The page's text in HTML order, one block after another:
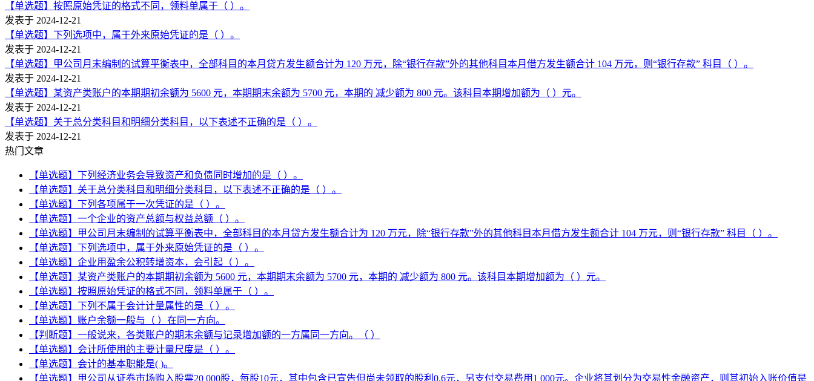
【单选题】按照原始凭证的格式不同，领料单属于（ ）。
发表于 2024-12-21
【单选题】下列选项中，属于外来原始凭证的是（ ）。
发表于 2024-12-21
【单选题】甲公司月末编制的试算平衡表中，全部科目的本月贷方发生额合计为 120 万元，除“银行存款”外的其他科目本月借方发生额合计 104 万元，则“银行存款” 科目（ ）。
发表于 2024-12-21
【单选题】某资产类账户的本期期初余额为 5600 元，本期期末余额为 5700 元，本期的 减少额为 800 元。该科目本期增加额为（ ）元。
发表于 2024-12-21
【单选题】关于总分类科目和明细分类科目，以下表述不正确的是（ ）。
发表于 2024-12-21
热门文章
【单选题】下列经济业务会导致资产和负债同时增加的是（ ）。
【单选题】关于总分类科目和明细分类科目，以下表述不正确的是（ ）。
【单选题】下列各项属于一次凭证的是（ ）。
【单选题】一个企业的资产总额与权益总额（ ）。
【单选题】甲公司月末编制的试算平衡表中，全部科目的本月贷方发生额合计为 120 万元，除“银行存款”外的其他科目本月借方发生额合计 104 万元，则“银行存款” 科目（ ）。
【单选题】下列选项中，属于外来原始凭证的是（ ）。
【单选题】企业用盈余公积转增资本，会引起（ ）。
【单选题】某资产类账户的本期期初余额为 5600 元，本期期末余额为 5700 元，本期的 减少额为 800 元。该科目本期增加额为（ ）元。
【单选题】按照原始凭证的格式不同，领料单属于（ ）。
【单选题】下列不属于会计计量属性的是（ ）。
【单选题】账户余额一般与（ ）在同一方向。
【判断题】一般说来，各类账户的期末余额与记录增加额的一方属同一方向。（ ）
【单选题】会计所使用的主要计量尺度是（ ）。
【单选题】会计的基本职能是( )。
【单选题】甲公司从证券市场购入股票20 000股，每股10元，其中包含已宣告但尚未领取的股利0.6元，另支付交易费用1 000元。企业将其划分为交易性金融资产，则其初始入账价值是